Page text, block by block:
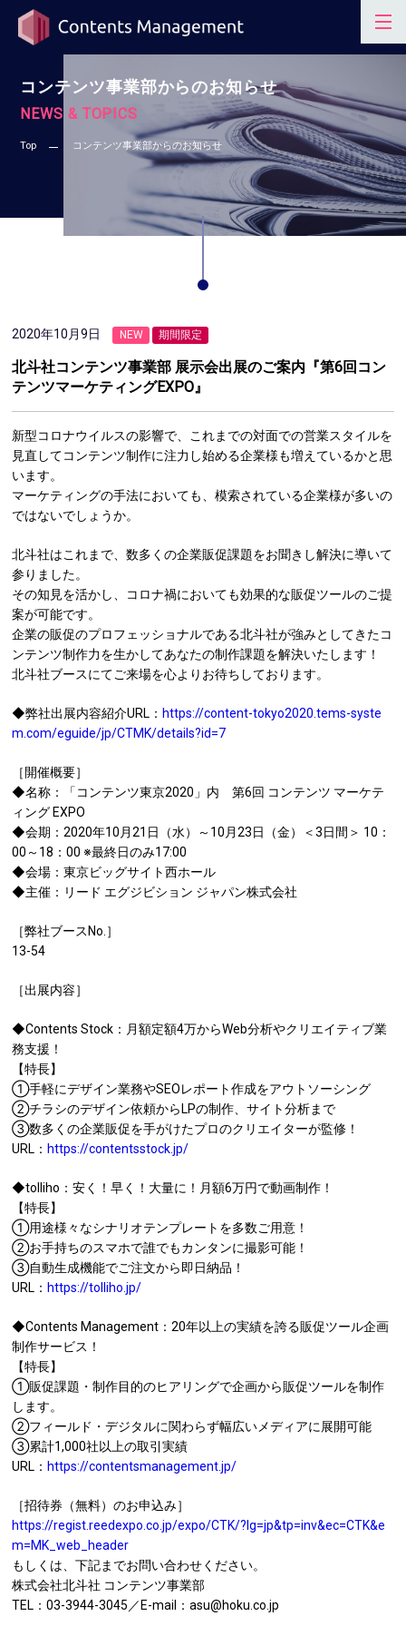
コンテンツ事業部からのお知らせ
NEWS & TOPICS
Top コンテンツ事業部からのお知らせ
2020年10月9日 NEW 期間限定
北斗社コンテンツ事業部 展示会出展のご案内『第6回コン
テンツマーケティングEXPO』
新型コロナウイルスの影響で、これまでの対面での営業スタイルを
見直してコンテンツ制作に注力し始める企業様も増えているかと思
います。
マーケティングの手法においても、模索されている企業様が多いの
ではないでしょうか。
北斗社はこれまで、数多くの企業販促課題をお聞きし解決に導いて
参りました。
その知見を活かし、コロナ禍においても効果的な販促ツールのご提
案が可能です。
企業の販促のプロフェッショナルである北斗社が強みとしてきたコ
ンテンツ制作力を生かしてあなたの制作課題を解決いたします！
北斗社ブースにてご来場を心よりお待ちしております。
◆弊社出展内容紹介URL： https://content-tokyo2020.tems-syste
m.com/eguide/jp/CTMK/details?id=7
［開催概要］
◆名称：「コンテンツ東京2020」内 第6回 コンテンツ マーケテ
ィング EXPO
◆会期：2020年10月21日（水）～10月23日（金）＜3日間＞ 10：
00～18：00 ※最終日のみ17:00
◆会場：東京ビッグサイト西ホール
◆主催：リード エグジビション ジャパン株式会社
［弊社ブースNo.］
13-54
［出展内容］
◆Contents Stock：月額定額4万からWeb分析やクリエイティブ業
務支援！
【特長】
①手軽にデザイン業務やSEOレポート作成をアウトソーシング
②チラシのデザイン依頼からLPの制作、サイト分析まで
③数多くの企業販促を手がけたプロのクリエイターが監修！
URL： https://contentsstock.jp/
◆tolliho：安く！早く！大量に！月額6万円で動画制作！
【特長】
①用途様々なシナリオテンプレートを多数ご用意！
②お手持ちのスマホで誰でもカンタンに撮影可能！
③自動生成機能でご注文から即日納品！
URL： https://tolliho.jp/
◆Contents Management：20年以上の実績を誇る販促ツール企画
制作サービス！
【特長】
①販促課題・制作目的のヒアリングで企画から販促ツールを制作
します。
②フィールド・デジタルに関わらず幅広いメディアに展開可能
③累計1,000社以上の取引実績
URL： https://contentsmanagement.jp/
［招待券（無料）のお申込み］
https://regist.reedexpo.co.jp/expo/CTK/?lg=jp&tp=inv&ec=CTK&e
m=MK_web_header
もしくは、下記までお問い合わせください。
株式会社北斗社 コンテンツ事業部
TEL：03-3944-3045／E-mail：asu@hoku.co.jp